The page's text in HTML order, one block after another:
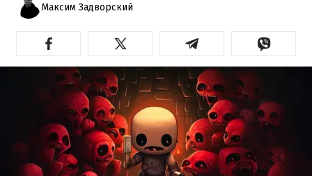
Максим Задворский